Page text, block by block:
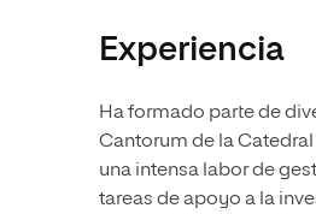
Experiencia
Ha formado parte de
Cantorum de la
una intensa labor de
tareas de apoyo a la